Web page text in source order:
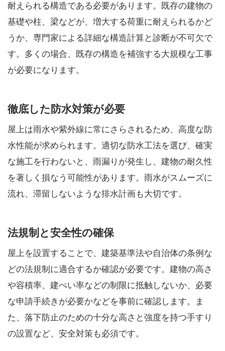
耐えられる構造である必要があります。既存の建物の
基礎や柱、梁などが、増大する荷重に耐えられるかど
うか、専門家による詳細な構造計算と診断が不可欠で
す。多くの場合、既存の構造を補強する大規模な工事
が必要になります。
徹底した防水対策が必要
屋上は雨水や紫外線に常にさらされるため、高度な防
水性能が求められます。適切な防水工法を選び、確実
な施工を行わないと、雨漏りが発生し、建物の耐久性
を著しく損なう可能性があります。雨水がスムーズに
流れ、滞留しないような排水計画も大切です。
法規制と安全性の確保
屋上を設置することで、建築基準法や自治体の条例な
どの法規制に適合するか確認が必要です。建物の高さ
や容積率、建ぺい率などの制限に抵触しないか、必要
な申請手続きが必要かなどを事前に確認します。ま
た、落下防止のための十分な高さと強度を持つ手すり
の設置など、安全対策も必須です。